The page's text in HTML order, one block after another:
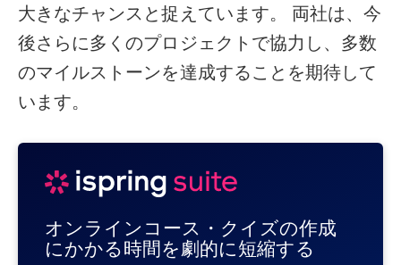
大きなチャンスと捉えています。 両社は、今
後さらに多くのプロジェクトで協力し、多数
のマイルストーンを達成することを期待して
います。
オンラインコース・クイズの作成
にかかる時間を劇的に短縮する